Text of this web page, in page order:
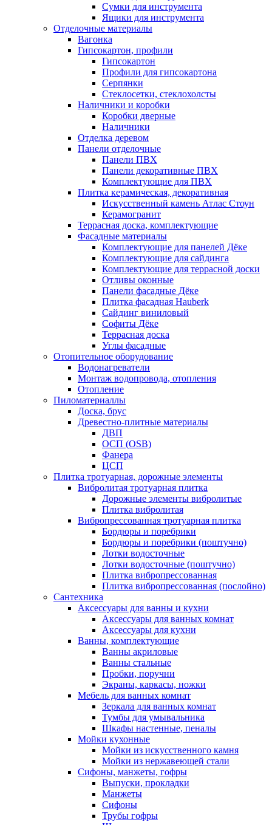
Сумки для инструмента
Ящики для инструмента
Отделочные материалы
Вагонка
Гипсокартон, профили
Гипсокартон
Профили для гипсокартона
Серпянки
Стеклосетки, стеклохолсты
Наличники и коробки
Коробки дверные
Наличники
Отделка деревом
Панели отделочные
Панели ПВХ
Панели декоративные ПВХ
Комплектующие для ПВХ
Плитка керамическая, декоративная
Искусственный камень Атлас Стоун
Керамогранит
Террасная доска, комплектующие
Фасадные материалы
Комплектующие для панелей Дёке
Комплектующие для сайдинга
Комплектующие для террасной доски
Отливы оконные
Панели фасадные Дёке
Плитка фасадная Hauberk
Сайдинг виниловый
Софиты Дёке
Террасная доска
Углы фасадные
Отопительное оборудование
Водонагреватели
Монтаж водопровода, отопления
Отопление
Пиломатериаллы
Доска, брус
Древестно-плитные материалы
ДВП
ОСП (OSB)
Фанера
ЦСП
Плитка тротуарная, дорожные элементы
Вибролитая тротуарная плитка
Дорожные элементы вибролитые
Плитка вибролитая
Вибропрессованная тротуарная плитка
Бордюры и поребрики
Бордюры и поребрики (поштучно)
Лотки водосточные
Лотки водосточные (поштучно)
Плитка вибропрессованная
Плитка вибропрессованная (послойно)
Сантехника
Аксессуары для ванны и кухни
Аксессуары для ванных комнат
Аксессуары для кухни
Ванны, комплектующие
Ванны акриловые
Ванны стальные
Пробки, поручни
Экраны, каркасы, ножки
Мебель для ванных комнат
Зеркала для ванных комнат
Тумбы для умывальника
Шкафы настенные, пеналы
Мойки кухонные
Мойки из искусственного камня
Мойки из нержавеющей стали
Сифоны, манжеты, гофры
Выпуски, прокладки
Манжеты
Сифоны
Трубы гофры